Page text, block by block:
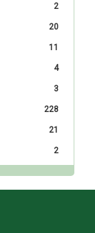
2
20
11
4
3
228
21
2